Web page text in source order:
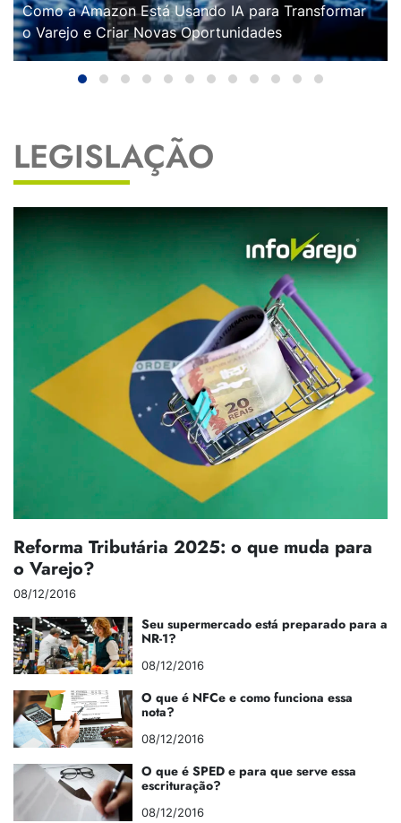
Como a Amazon Está Usando IA para Transformar
o Varejo e Criar Novas Oportunidades
LEGISLAÇÃO
Reforma Tributária 2025: o que muda para
o Varejo?
08/12/2016
Seu supermercado está preparado para a
NR-1?
08/12/2016
O que é NFCe e como funciona essa
nota?
08/12/2016
O que é SPED e para que serve essa
escrituração?
08/12/2016